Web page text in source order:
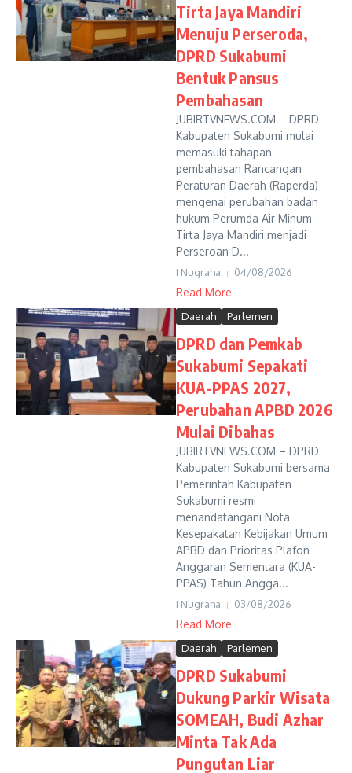
Tirta Jaya Mandiri
Menuju Perseroda,
DPRD Sukabumi
Bentuk Pansus
Pembahasan
JUBIRTVNEWS.COM – DPRD
Kabupaten Sukabumi mulai
memasuki tahapan
pembahasan Rancangan
Peraturan Daerah (Raperda)
mengenai perubahan badan
hukum Perumda Air Minum
Tirta Jaya Mandiri menjadi
Perseroan D...
I Nugraha 04/08/2026
Read More
Daerah Parlemen
DPRD dan Pemkab
Sukabumi Sepakati
KUA-PPAS 2027,
Perubahan APBD 2026
Mulai Dibahas
JUBIRTVNEWS.COM – DPRD
Kabupaten Sukabumi bersama
Pemerintah Kabupaten
Sukabumi resmi
menandatangani Nota
Kesepakatan Kebijakan Umum
APBD dan Prioritas Plafon
Anggaran Sementara (KUA-
PPAS) Tahun Angga...
I Nugraha 03/08/2026
Read More
Daerah Parlemen
DPRD Sukabumi
Dukung Parkir Wisata
SOMEAH, Budi Azhar
Minta Tak Ada
Pungutan Liar